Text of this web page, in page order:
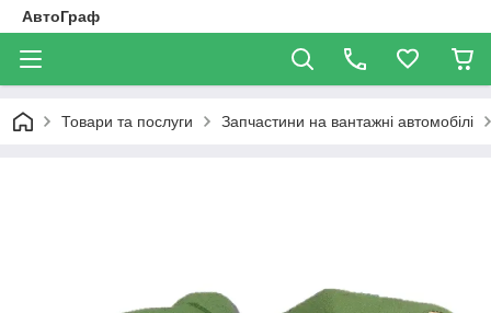
АвтоГраф
Товари та послуги Запчастини на вантажні автомобілі